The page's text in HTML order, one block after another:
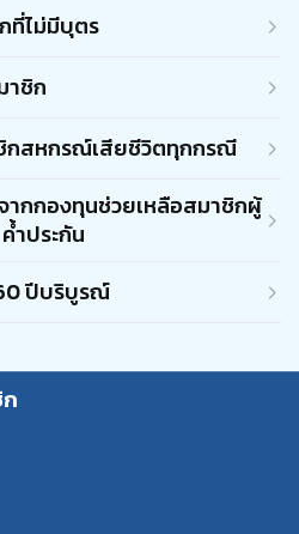
ที่ไม่มีบุตร
าชิก
กสหกรณ์เสียชีวิตทุกกรณี
ากกองทุนช่วยเหลือสมาชิกผู้
ค้ำประกัน
ปีบริบูรณ์